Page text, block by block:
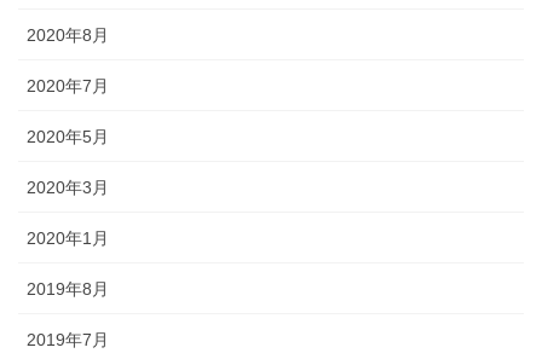
2020年8月
2020年7月
2020年5月
2020年3月
2020年1月
2019年8月
2019年7月